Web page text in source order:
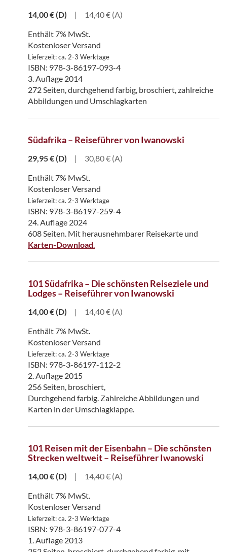
14,00€(D) |
14,40 € (A)
Enthält 7% MwSt.
Kostenloser Versand
Lieferzeit: ca. 2-3 Werktage
ISBN: 978-3-86197-093-4
3. Auflage 2014
272 Seiten, durchgehend farbig, broschiert, zahlreiche
Abbildungen und Umschlagkarten
Südafrika – Reiseführer von Iwanowski
29,95€(D) |
30,80 € (A)
Enthält 7% MwSt.
Kostenloser Versand
Lieferzeit: ca. 2-3 Werktage
ISBN: 978-3-86197-259-4
24. Auflage 2024
608 Seiten. Mit herausnehmbarer Reisekarte und
Karten-Download.
101 Südafrika – Die schönsten Reiseziele und
Lodges – Reiseführer von Iwanowski
14,00€(D) |
14,40 € (A)
Enthält 7% MwSt.
Kostenloser Versand
Lieferzeit: ca. 2-3 Werktage
ISBN: 978-3-86197-112-2
2. Auflage 2015
256 Seiten, broschiert,
Durchgehend farbig. Zahlreiche Abbildungen und
Karten in der Umschlagklappe.
101 Reisen mit der Eisenbahn – Die schönsten
Strecken weltweit – Reiseführer Iwanowski
14,00€(D) |
14,40 € (A)
Enthält 7% MwSt.
Kostenloser Versand
Lieferzeit: ca. 2-3 Werktage
ISBN: 978-3-86197-077-4
1. Auflage 2013